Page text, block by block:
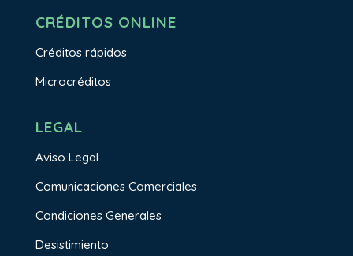
CRÉDITOS ONLINE
Créditos rápidos
Microcréditos
LEGAL
Aviso Legal
Comunicaciones Comerciales
Condiciones Generales
Desistimiento